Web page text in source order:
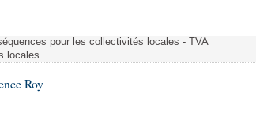
pour les collectivités locales - TVA
locales
Roy